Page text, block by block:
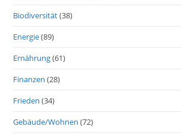
Biodiversität(38)
Energie(89)
Ernährung(61)
Finanzen (28)
Frieden (34)
Gebäude/Wohnen (72)